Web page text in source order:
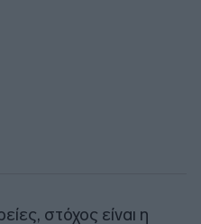
στόχος είναι η